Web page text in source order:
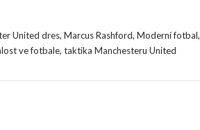
United dres, Marcus Rashford, Moderní fotbal,
ve fotbale, taktika Manchesteru United